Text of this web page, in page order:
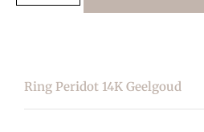
Ring Peridot 14K Geelgoud